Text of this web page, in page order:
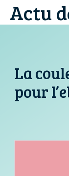
AllerActu
La
pour